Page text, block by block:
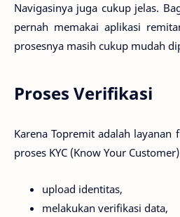
Navigasinya juga cukup jelas.
pernah memakai aplikasi
prosesnya masih cukup mudah
Proses Verifikasi
Karena Topremit adalah layanan
proses KYC (Know Your
upload identitas,
melakukan verifikasi data,